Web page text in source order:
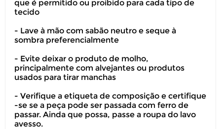
produto gratuitamente.
Você possui até 07 dias corridos, após o
recebimento do produto, para solicitar
a troca ou devolução caso seu produto
É importante revisar aspolíticas de
devolução.
que é permitido ou proibido para cada tipo de
tecido
- Lave à mão com sabão neutro e seque à
sombra preferencialmente
- Evite deixar o produto de molho,
principalmente com alvejantes ou produtos
usados para tirar manchas
- Verifique a etiqueta de composição e certifique
-se se a peça pode ser passada com ferro de
passar. Ainda que possa, passe a roupa do lavo
avesso.